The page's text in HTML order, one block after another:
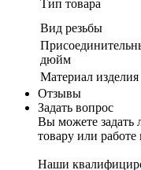
Тип товара
Вид резьбы
дюйм
Материал изделия
Отзывы
Задать вопрос
Вы можете задать
товару или работе
Наши